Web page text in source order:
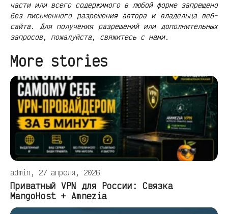
части или всего содержимого в любой форме запрещено
без письменного разрешения автора и владельца веб-
сайта. Для получения разрешений или дополнительных
запросов, пожалуйста, свяжитесь с нами.
More stories
admin, 27 апреля, 2026
Приватный VPN для России: Связка
MangoHost + Amnezia